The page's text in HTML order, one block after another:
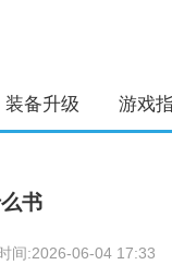
装备升级 游戏
书
间:2026-06-04 17:33